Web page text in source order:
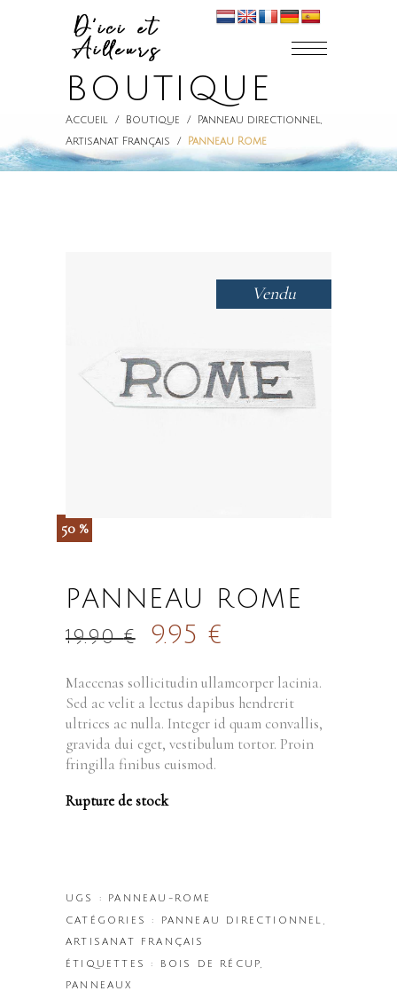
BOUTIQUE
Accueil / Boutique / Panneau directionnel,
Artisanat Français / Panneau Rome
Vendu
50 %
PANNEAU ROME
19.90€ 9.95€
Maecenas sollicitudin ullamcorper lacinia.
Sed ac velit a lectus dapibus hendrerit
ultrices ac nulla. Integer id quam convallis,
gravida dui eget, vestibulum tortor. Proin
fringilla finibus euismod.
Rupture de stock
UGS : PANNEAU-ROME
CATÉGORIES : PANNEAU DIRECTIONNEL
ARTISANAT FRANÇAIS
ÉTIQUETTES : BOIS DE RÉCUP
PANNEAUX